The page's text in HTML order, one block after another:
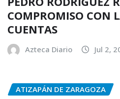
COMPROMISO CON
CUENTAS
Azteca Diario Jul 2,
ATIZAPÁN DE ZARAGOZA